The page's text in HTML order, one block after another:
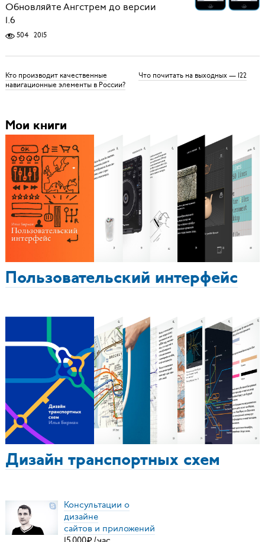
Обновляйте Ангстрем до версии
1.6
504 2015
Кто производит качественные
навигационные элементы в России?
Что почитать на выходных — 122
Мои книги
Пользовательский интерфейс
Дизайн транспортных схем
Консультации о
дизайне
сайтов и приложений